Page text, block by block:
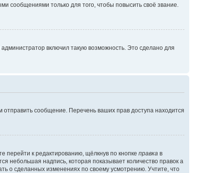
сообщениями только для того, чтобы повысить своё звание.
включил такую возможность. Это сделано для
сообщение. Перечень ваших прав доступа находится
к редактированию, щёлкнув по кнопке правка в
небольшая надпись, которая показывает количество правок а
о сделанных изменениях по своему усмотрению. Учтите, что